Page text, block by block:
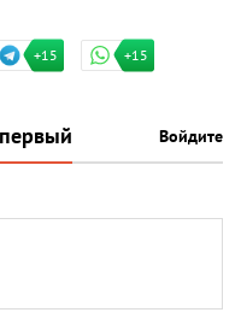
+15 +15
Войдите